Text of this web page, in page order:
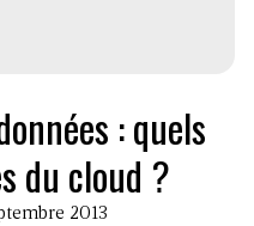
: quels
du cloud ?
2013